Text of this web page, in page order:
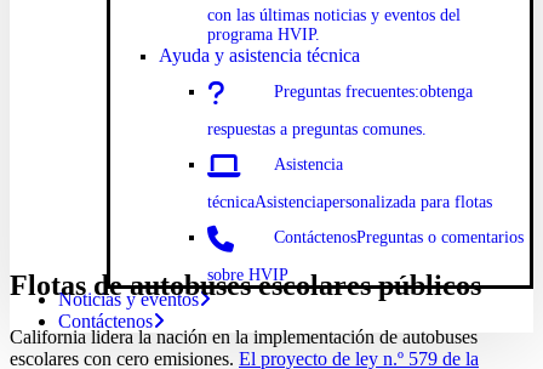
con las últimas noticias y eventos del
programa HVIP.
Ayuda y asistencia técnica
Preguntas frecuentes:obtenga
respuestas a preguntas comunes.
Asistencia
técnicaAsistenciapersonalizada para flotas
ContáctenosPreguntas o comentarios
sobre HVIP
Noticias y eventos
Contáctenos
Flotas de autobuses escolares públicos
California lidera la nación en la implementación de autobuses
escolares con cero emisiones. El proyecto de ley n.º 579 de la